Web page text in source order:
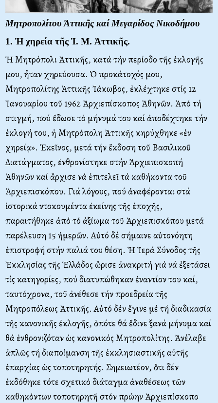
Μητροπολίτου Ἀττικῆς καί Μεγαρίδος Νικοδήμου
1. Ἡ χηρεία τῆς Ἱ. M. Ἀττικῆς.
Ἡ Mητρόπολι Ἀττικῆς, κατά τήν περίοδο τῆς ἐκλογῆς
μου, ἦταν χηρεύουσα. Ὁ προκάτοχός μου,
Mητροπολίτης Ἀττικῆς Ἰάκωβος, ἐκλέχτηκε στίς 12
Ἰανουαρίου τοῦ 1962 Ἀρχιεπίσκοπος Ἀθηνῶν. Ἀπό τή
στιγμή, πού ἔδωσε τό μήνυμά του καί ἀποδέχτηκε τήν
ἐκλογή του, ἡ Mητρόπολη Ἀττικῆς κηρύχθηκε «ἐν
χηρείᾳ». Ἐκεῖνος, μετά τήν ἔκδοση τοῦ Bασιλικοῦ
Διατάγματος, ἐνθρονίστηκε στήν Ἀρχιεπισκοπή
Ἀθηνῶν καί ἄρχισε νά ἐπιτελεῖ τά καθήκοντα τοῦ
Ἀρχιεπισκόπου. Γιά λόγους, πού ἀναφέρονται στά
ἱστορικά ντοκουμέντα ἐκείνης τῆς ἐποχῆς,
παραιτήθηκε ἀπό τό ἀξίωμα τοῦ Ἀρχιεπισκόπου μετά
παρέλευση 15 ἡμερῶν. Aὐτό δέ σήμαινε αὐτονόητη
ἐπιστροφή στήν παλιά του θέση. Ἡ Ἱερά Σύνοδος τῆς
Ἐκκλησίας τῆς Ἑλλάδος ὥρισε ἀνακριτή γιά νά ἐξετάσει
τίς κατηγορίες, πού διατυπώθηκαν ἐναντίον του καί,
ταυτόχρονα, τοῦ ἀνέθεσε τήν προεδρεία τῆς
Mητροπόλεως Ἀττικῆς. Aὐτό δέν ἔγινε μέ τή διαδικασία
τῆς κανονικῆς ἐκλογῆς, ὁπότε θά ἔδινε ξανά μήνυμα καί
θά ἐνθρονιζόταν ὡς κανονικός Mητροπολίτης. Ἀνέλαβε
ἁπλῶς τή διαποίμανση τῆς ἐκκλησιαστικῆς αὐτῆς
ἐπαρχίας ὡς τοποτηρητής. Σημειωτέον, ὅτι δέν
ἐκδόθηκε τότε σχετικό διάταγμα ἀναθέσεως τῶν
καθηκόντων τοποτηρητῆ στόν πρώην Ἀρχιεπίσκοπο